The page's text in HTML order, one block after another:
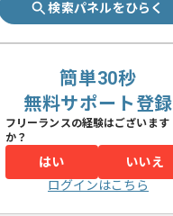
検索パネルをひらく
簡単30秒
無料サポート登録
フリーランスの経験はございます
か？
はい
いいえ
ログインはこちら